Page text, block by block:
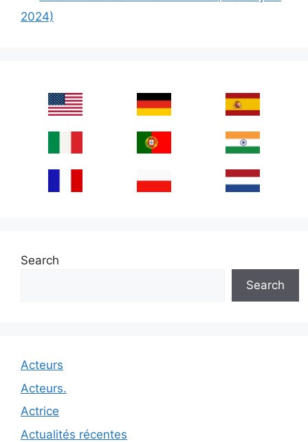
2024)
Search
Search
Acteurs
Acteurs.
Actrice
Actualités récentes